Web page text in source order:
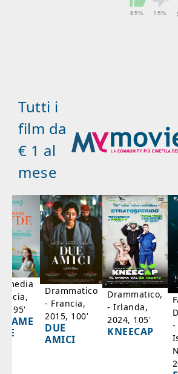
85% 15%
Tutti i
film da
€ 1 al
mese
95'
Drammatico
- Francia,
2015, 100'
DUE
AMICI
Drammatico,
- Irlanda,
2024, 105'
KNEECAP
-